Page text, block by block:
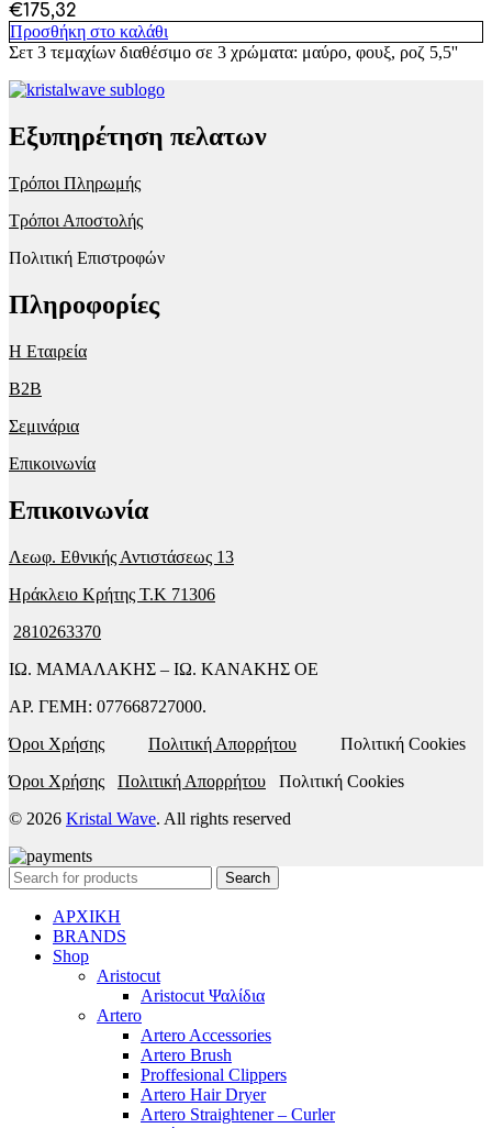
€175,32
Προσθήκη στο καλάθι
Σετ 3 τεμαχίων διαθέσιμο σε 3 χρώματα: μαύρο, φουξ, ροζ 5,5''
Εξυπηρέτηση πελατων
Τρόποι Πληρωμής
Τρόποι Αποστολής
Πολιτική Επιστροφών
Πληροφορίες
Η Εταιρεία
B2B
Σεμινάρια
Επικοινωνία
Επικοινωνία
Λεωφ. Εθνικής Αντιστάσεως 13
Ηράκλειο Κρήτης T.K 71306
2810263370
ΙΩ. ΜΑΜΑΛΑΚΗΣ – ΙΩ. ΚΑΝΑΚΗΣ ΟΕ
ΑΡ. ΓΕΜΗ: 077668727000.
Όροι Χρήσης
Πολιτική Απορρήτου Πολιτική Cookies
Όροι Χρήσης
Πολιτική Απορρήτου Πολιτική Cookies
© 2026 Kristal Wave. All rights reserved
Search
ΑΡΧΙΚΗ
BRANDS
Shop
Aristocut
Aristocut Ψαλίδια
Artero
Artero Accessories
Artero Brush
Proffesional Clippers
Artero Hair Dryer
Artero Straightener – Curler